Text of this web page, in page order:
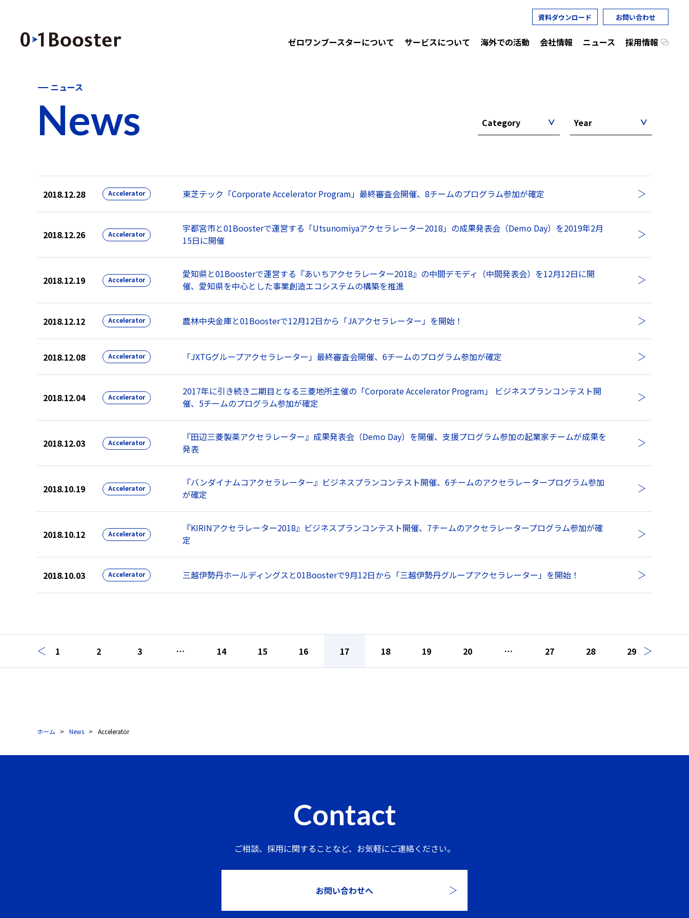
資料ダウンロード お問い合わせ
ゼロワンブースターについて サービスについて 海外での活動 会社情報 ニュース 採用情報
ニュース
News Category Year
2018.12.28 Accelerator 東芝テック「Corporate Accelerator Program」最終審査会開催、8チームのプログラム参加が確定
2018.12.26 Accelerator
宇都宮市と01Boosterで運営する「Utsunomiyaアクセラレーター2018」の成果発表会（Demo Day）を2019年2月
15日に開催
2018.12.19 Accelerator
愛知県と01Boosterで運営する『あいちアクセラレーター2018』の中間デモディ（中間発表会）を12月12日に開
催、愛知県を中心とした事業創造エコシステムの構築を推進
2018.12.12 Accelerator 農林中央金庫と01Boosterで12月12日から「JAアクセラレーター」を開始！
2018.12.08 Accelerator 「JXTGグループアクセラレーター」最終審査会開催、6チームのプログラム参加が確定
2018.12.04 Accelerator
2017年に引き続き二期目となる三菱地所主催の「Corporate Accelerator Program」 ビジネスプランコンテスト開
催、5チームのプログラム参加が確定
2018.12.03 Accelerator
『田辺三菱製薬アクセラレーター』成果発表会（Demo Day）を開催、支援プログラム参加の起業家チームが成果を
発表
2018.10.19 Accelerator
『バンダイナムコアクセラレーター』ビジネスプランコンテスト開催、6チームのアクセラレータープログラム参加
が確定
2018.10.12 Accelerator
『KIRINアクセラレーター2018』ビジネスプランコンテスト開催、7チームのアクセラレータープログラム参加が確
定
2018.10.03 Accelerator 三越伊勢丹ホールディングスと01Boosterで9月12日から「三越伊勢丹グループアクセラレーター」を開始！
1 2 3 … 14 15 16 17 18 19 20 … 27 28 29
ホーム News Accelerator
Contact
ご相談、採用に関することなど、 お気軽にご連絡ください。
お問い合わせへ